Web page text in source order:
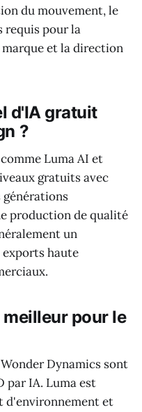
du mouvement, le
requis pour la
et la direction
d'IA gratuit
?
Luma AI et
gratuits avec
générations
production de qualité
un
haute
pour le
Dynamics sont
par IA. Luma est
d'environnement et